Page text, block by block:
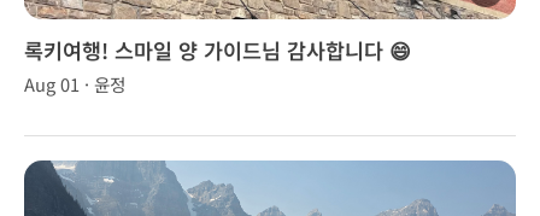
록키여행! 스마일 양 가이드님 감사합니다 😄
Aug 01 · 윤정